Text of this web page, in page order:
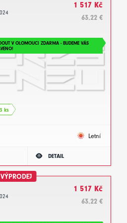
1 517 Kč
63.22 €
V OLOMOUCI ZDARMA - BUDEME VÁS
ks
Letní
DETAIL
VÝPRODEJ
1 517 Kč
63.22 €